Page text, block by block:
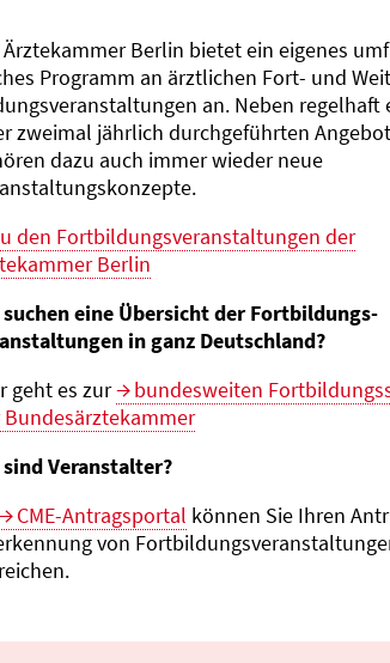
Ärztekammer Berlin bietet ein eigenes
Programm an ärztlichen Fort- und
an. Neben regelhaft
zweimal jährlich durch­geführten
dazu auch immer wieder neue
den Fortbildungs­veranstaltungen der
Berlin
suchen eine Übersicht der Fortbildungs­
in ganz Deutschland?
geht es zur
bundes­weiten
Bundesärztekammer
sind Veranstalter?
CME-Antragsportal können Sie Ihren
von